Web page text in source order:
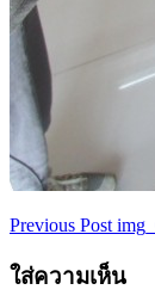
เมนู
นำทาง
Previous Post
ใส่ความเห็น